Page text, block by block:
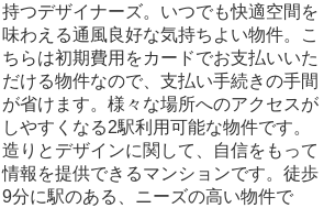
持つデザイナーズ。いつでも快適空間を
味わえる通風良好な気持ちよい物件。こ
ちらは初期費用をカードでお支払いいた
だける物件なので、支払い手続きの手間
が省けます。様々な場所へのアクセスが
しやすくなる2駅利用可能な物件です。
造りとデザインに関して、自信をもって
情報を提供できるマンションです。徒歩
9分に駅のある、ニーズの高い物件で